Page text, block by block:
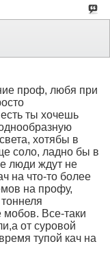
проф, любя при
ты хочешь
хотябы в
соло, ладно бы в
люди ждут не
на что-то более
на профу,
мобов. Все-таки
от суровой
тупой кач на